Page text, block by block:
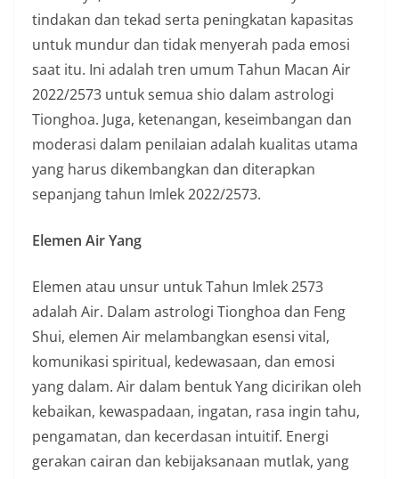
tindakan dan tekad serta peningkatan kapasitas
untuk mundur dan tidak menyerah pada emosi
saat itu. Ini adalah tren umum Tahun Macan Air
2022/2573 untuk semua shio dalam astrologi
Tionghoa. Juga, ketenangan, keseimbangan dan
moderasi dalam penilaian adalah kualitas utama
yang harus dikembangkan dan diterapkan
sepanjang tahun Imlek 2022/2573.
Elemen Air Yang
Elemen atau unsur untuk Tahun Imlek 2573
adalah Air. Dalam astrologi Tionghoa dan Feng
Shui, elemen Air melambangkan esensi vital,
komunikasi spiritual, kedewasaan, dan emosi
yang dalam. Air dalam bentuk Yang dicirikan oleh
kebaikan, kewaspadaan, ingatan, rasa ingin tahu,
pengamatan, dan kecerdasan intuitif. Energi
gerakan cairan dan kebijaksanaan mutlak, yang